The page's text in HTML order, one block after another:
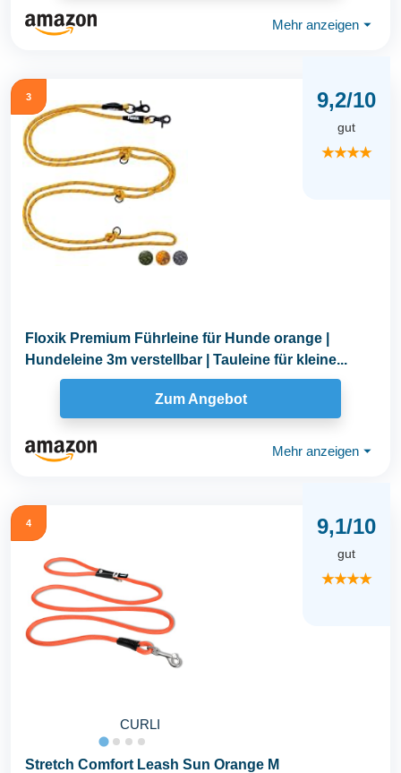
Mehr anzeigen ⏷
3 9,2/10
gut
★★★★
Floxik Premium Führleine für Hunde orange |
Hundeleine 3m verstellbar | Tauleine für kleine...
Zum Angebot
Mehr anzeigen ⏷
4
CURLI
9,1/10
gut
★★★★
Stretch Comfort Leash Sun Orange M